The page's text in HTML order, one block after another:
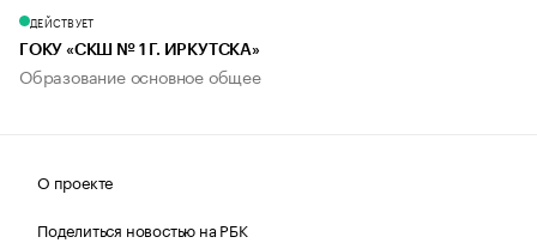
ДЕЙСТВУЕТ
ГОКУ «СКШ № 1 Г. ИРКУТСКА»
Образование основное общее
О проекте
Поделиться новостью на РБК